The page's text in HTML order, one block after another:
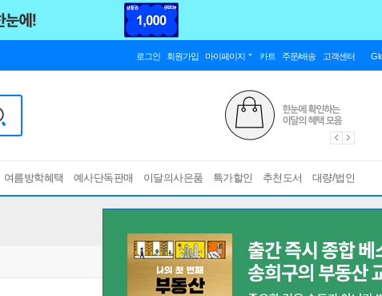
로그인 회원가입 마이페이지 카트 주문/배송 고객센터
여름방학혜택 예사단독판매 이달의사은품 특가할인 추천도서 대량/법인